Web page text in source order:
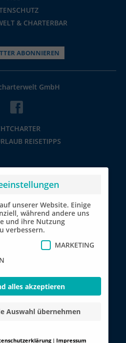
& CHARTERBAR
ABONNIEREN
GmbH
REISETIPPS
unserer Website. Einige
während andere uns
und ihre Nutzung
verbessern.
MARKETING
alles akzeptieren
Auswahl übernehmen
Impressum